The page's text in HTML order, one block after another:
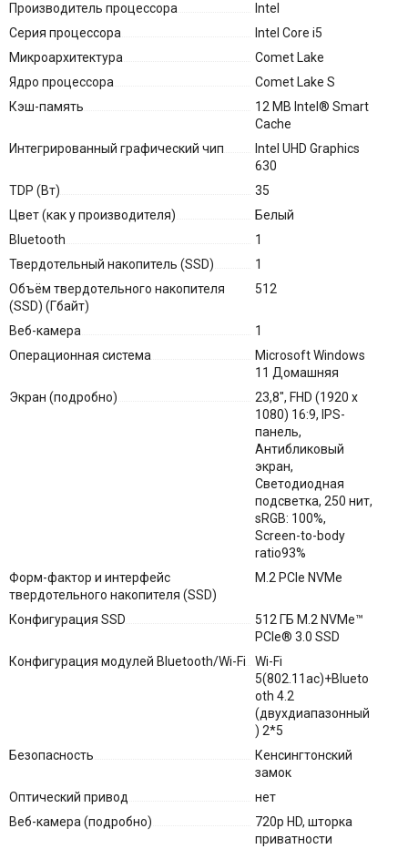
Производитель процессора
Intel
Серия процессора
Intel Core i5
Микроархитектура
Comet Lake
Ядро процессора
Comet Lake S
Кэш-память
12 MB Intel® Smart
Cache
Интегрированный графический чип
Intel UHD Graphics
630
TDP (Вт)
35
Цвет (как у производителя)
Белый
Bluetooth
1
Твердотельный накопитель (SSD)
1
Объём твердотельного накопителя
(SSD) (Гбайт)
512
Веб-камера
1
Операционная система
Microsoft Windows
11 Домашняя
Экран (подробно)
23,8", FHD (1920 x
1080) 16:9, IPS-
панель,
Антибликовый
экран,
Светодиодная
подсветка, 250 нит,
sRGB: 100%,
Screen-to-body
ratio93%
Форм-фактор и интерфейс
твердотельного накопителя (SSD)
M.2 PCIe NVMe
Конфигурация SSD
512 ГБ M.2 NVMe™
PCIe® 3.0 SSD
Конфигурация модулей Bluetooth/Wi-Fi
Wi-Fi
5(802.11ac)+Blueto
oth 4.2
(двухдиапазонный
) 2*5
Безопасность
Кенсингтонский
замок
Оптический привод
нет
Веб-камера (подробно)
720p HD, шторка
приватности